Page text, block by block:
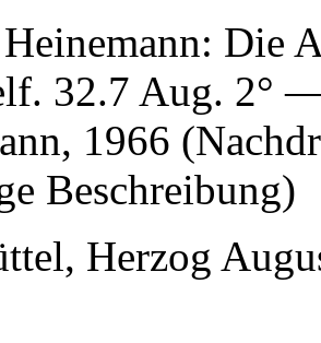
Die
32.7 Aug. 2°
1966
Beschreibung)
Herzog